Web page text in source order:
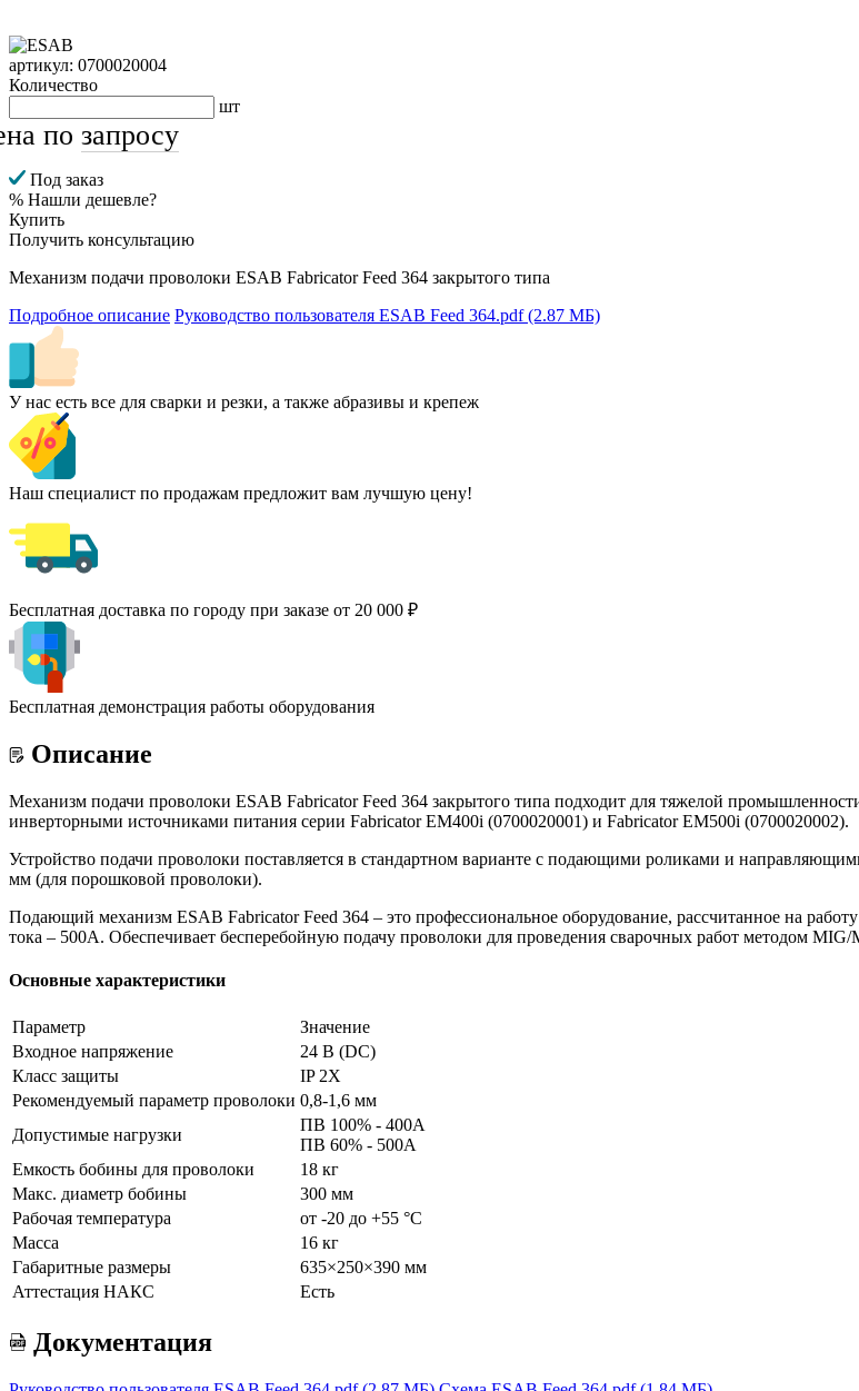
артикул: 0700020004
Количество
шт
по запросу
Под заказ
% Нашли дешевле?
Купить
Получить консультацию
Механизм подачи проволоки ESAB Fabricator Feed 364 закрытого типа
Подробное описание Руководство пользователя ESAB Feed 364.pdf (2.87 МБ)
У нас есть все для сварки и резки, а также абразивы и крепеж
Наш специалист по продажам предложит вам лучшую цену!
Бесплатная доставка по городу при заказе от 20 000 ₽
Бесплатная демонстрация работы оборудования
Описание
Механизм подачи проволоки ESAB Fabricator Feed 364 закрытого типа подходит для тяжелой
инверторными источниками питания серии Fabricator EM400i (0700020001) и Fabricator EM500i (0700020002).
Устройство подачи проволоки поставляется в стандартном варианте с подающими роликами и
мм (для порошковой проволоки).
Подающий механизм ESAB Fabricator Feed 364 – это профессиональное оборудование, рассчитанное на
тока – 500А. Обеспечивает бесперебойную подачу проволоки для проведения сварочных работ методом MIG/
Основные характеристики
Параметр
Значение
Входное напряжение
24 В (DC)
Класс защиты
IP 2X
Рекомендуемый параметр проволоки 0,8-1,6 мм
Допустимые нагрузки
ПВ 100% - 400A
ПВ 60% - 500А
Емкость бобины для проволоки
18 кг
Макс. диаметр бобины
300 мм
Рабочая температура
от -20 до +55 °C
Масса
16 кг
Габаритные размеры
635×250×390 мм
Аттестация НАКС
Есть
Документация